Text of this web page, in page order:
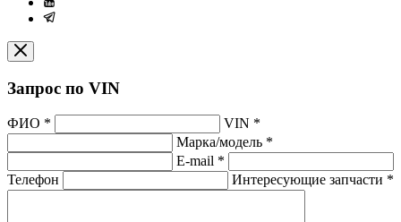
Запрос по VIN
ФИО * VIN *
Марка/модель *
E-mail *
Телефон
Интересующие запчасти *